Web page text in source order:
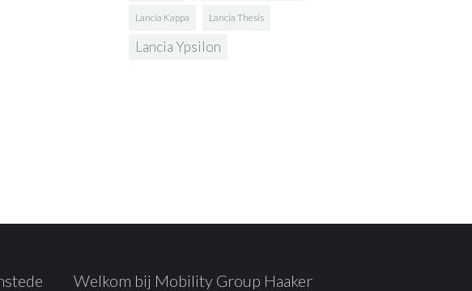
Lancia Kappa Lancia Thesis
Lancia Ypsilon
Welkom bij Mobility Group Haaker